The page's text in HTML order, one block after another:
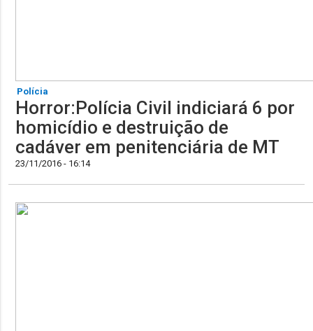
Polícia
Horror:Polícia Civil indiciará 6 por
homicídio e destruição de
cadáver em penitenciária de MT
23/11/2016 - 16:14